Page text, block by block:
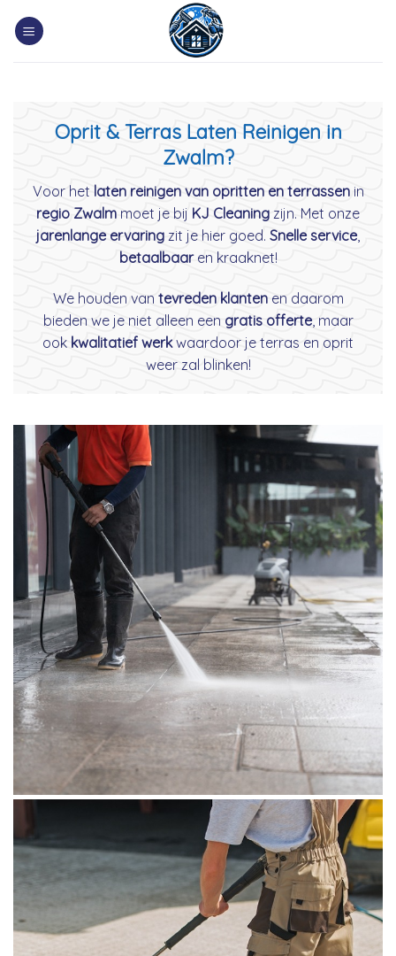
Oprit & Terras Laten Reinigen in
Zwalm?
Voor het laten reinigen van opritten en terrassenin
regio Zwalm moet je bij KJ Cleaning zijn. Met onze
jarenlange ervaring zit je hier goed. Snelle service,
betaalbaaren kraaknet!
We houden van tevreden klantenen daarom
bieden we je niet alleen een gratis offerte, maar
ook kwalitatief werkwaardoor je terras en oprit
weer zal blinken!